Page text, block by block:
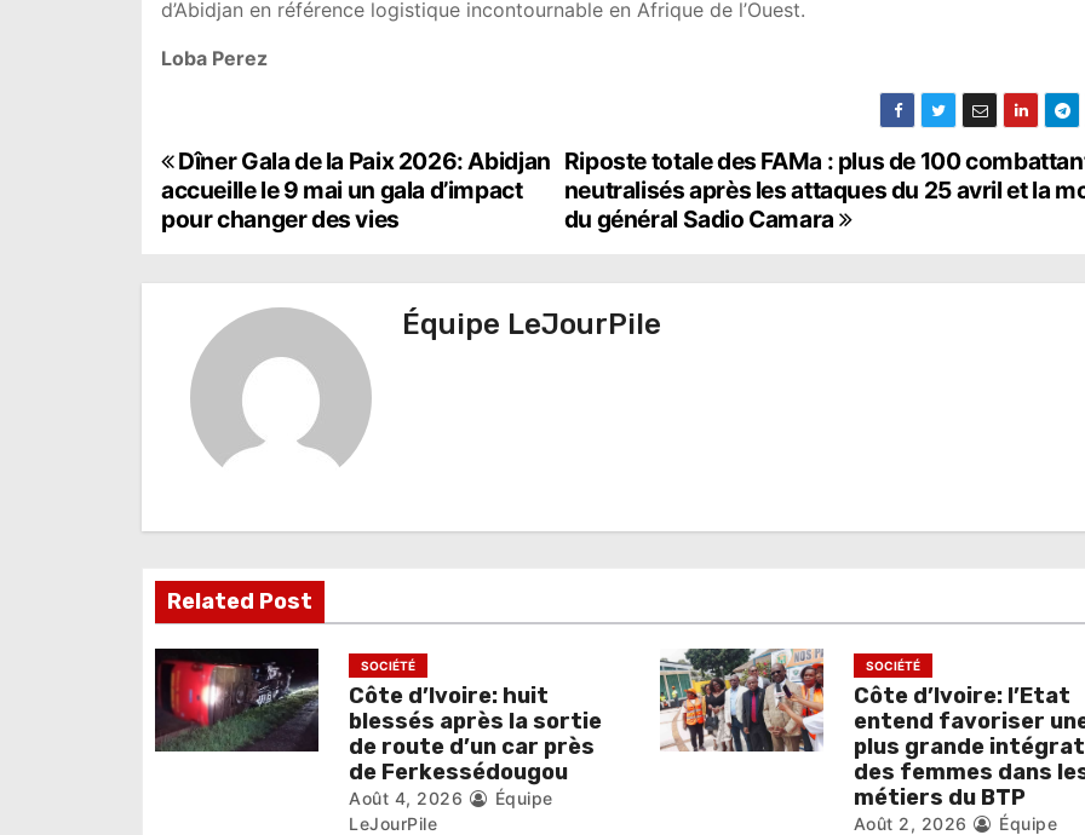
d’Abidjan en référence logistique incontournable en Afrique de l’Ouest.
Loba Perez
N
a
o
n
d
e
l
’
Riposte totale des FAMa : plus de 100
neutralisés après les attaques du 25 avril et la
du général Sadio Camara
Dîner Gala de la Paix 2026: Abidjan
accueille le 9 mai un gala d’impact
pour changer des vies
Équipe LeJourPile
Related Post
SOCIÉTÉ
Côte d’Ivoire: huit
blessés après la sortie
de route d’un car près
de Ferkessédougou
Août 4, 2026
Équipe
LeJourPile
SOCIÉTÉ
Côte d’Ivoire: l’Etat
entend favoriser
plus grande
des femmes dans
métiers du BTP
Août 2, 2026
Équipe